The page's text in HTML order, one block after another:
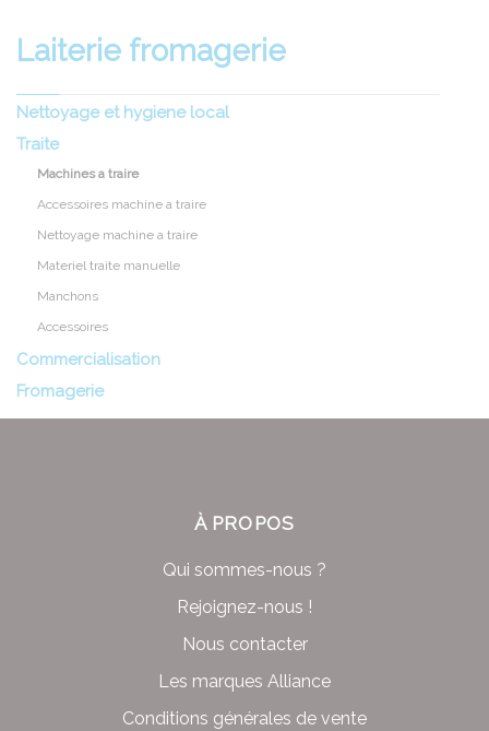
Laiterie fromagerie
Nettoyage et hygiene local
Traite
Machines a traire
Accessoires machine a traire
Nettoyage machine a traire
Materiel traite manuelle
Manchons
Accessoires
Commercialisation
Fromagerie
À PROPOS
Qui sommes-nous ?
Rejoignez-nous !
Nous contacter
Les marques Alliance
Conditions générales de vente